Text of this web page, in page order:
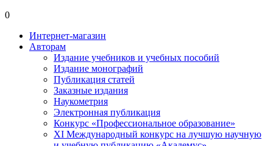
0
Интернет-магазин
Авторам
Издание учебников и учебных пособий
Издание монографий
Публикация статей
Заказные издания
Наукометрия
Электронная публикация
Конкурс «Профессиональное образование»
XI Международный конкурс на лучшую научную